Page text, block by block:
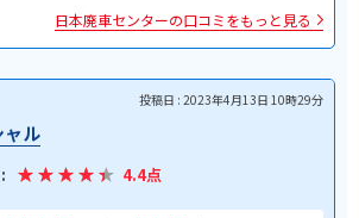
日本廃車センターの口コミをもっと見る
投稿日 : 2023年4月13日 10時29分
ャル
4.4点